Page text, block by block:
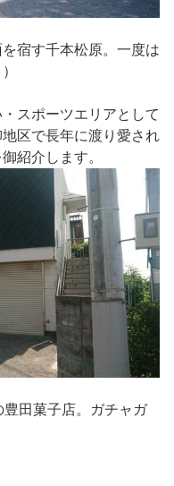
宿す千本松原。一度は
スポーツエリアとして
区で長年に渡り愛され
紹介します。
豊田菓子店。ガチャガ